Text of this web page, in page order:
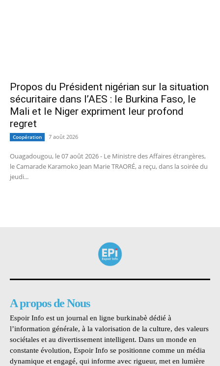
Propos du Président nigérian sur la situation
sécuritaire dans l’AES : le Burkina Faso, le
Mali et le Niger expriment leur profond
regret
Coopération 7 août 2026
Ouagadougou, le 07 août 2026 - Le Ministre des Affaires étrangères,
le Camarade Karamoko Jean Marie TRAORÉ, a reçu, dans la soirée du
jeudi...
A propos de Nous
Espoir Info est un journal en ligne burkinabè dédié à
l’information générale, à la valorisation de la culture, des valeurs
sociétales et au divertissement intelligent. Dans un monde en
constante évolution, Espoir Info se positionne comme un média
dynamique et engagé, qui informe avec rigueur, met en lumière